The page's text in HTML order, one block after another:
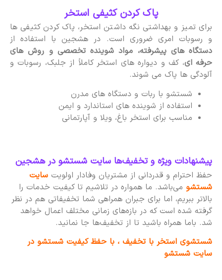
پاک کردن کثیفی استخر
برای تمیز و بهداشتی نگه داشتن استخر، پاک کردن کثیفی ها
و رسوبات امری ضروری است. در هشجین با استفاده از
دستگاه های پیشرفته، مواد شوینده تخصصی و روش های
حرفه ای، کف و دیواره های استخر کاملاً از جلبک، رسوبات و
آلودگی ها پاک می شوند.
شستشو با ربات و دستگاه های مدرن
استفاده از شوینده های استاندارد و ایمن
مناسب برای استخر باغ، ویلا و آپارتمانی
پیشنهادات ویژه و تخفیف‌ها سایت شستشو در هشجین
حفظ احترام و قدردانی از مشتریان وفادار اولویت سایت
شستشومی‌باشد. ما همواره در تلاشیم تا کیفیت خدمات را
بالاتر ببریم، اما برای جبران همراهی شما تخفیفاتی هم در نظر
گرفته شده است که در بازه‌های زمانی مختلف اعمال خواهد
شد. باما همراه باشید تا از تخفیف‌ها جا نمانید.
شستشوی استخر با تخفیف ، با حفظ کیفیت شستشو در
سایت شستشو